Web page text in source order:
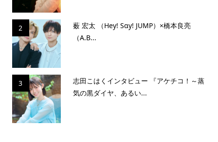
2
薮 宏太 （Hey! Sɑy! JUMP）×橋本良亮
（A.B...
3
志田こはくインタビュー 『アケチコ！～蒸
気の黒ダイヤ、あるい...